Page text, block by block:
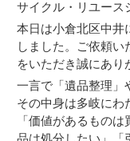
サイクル・リユース
本日は小倉北区中井
しました。ご依頼い
をいただき誠にあり
一言で「遺品整理」
その中身は多岐にわ
「価値があるもの